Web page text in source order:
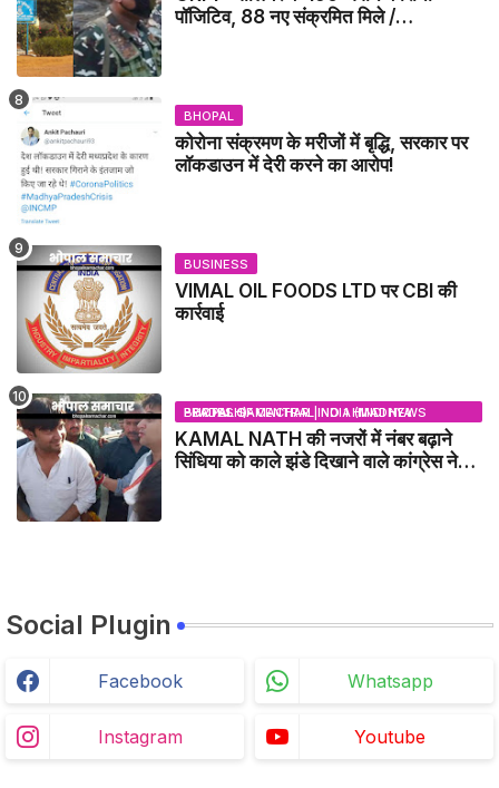
पॉजिटिव, 88 नए संक्रमित मिले /
BHOPAL
कोरोना संक्रमण के मरीजों में बृद्धि, सरकार पर
लॉकडाउन में देरी करने का आरोप!
BUSINESS
VIMAL OIL FOODS LTD पर CBI की
कार्रवाई
BHOPAL SAMACHAR | NO 1 HINDI NEWS PORTAL OF CENTRAL INDIA (MADHYA PRADESH)
KAMAL NATH की नजरों में नंबर बढ़ाने
सिंधिया को काले झंडे दिखाने वाले कांग्रेस नेता
Social Plugin
Facebook Whatsapp
Instagram Youtube